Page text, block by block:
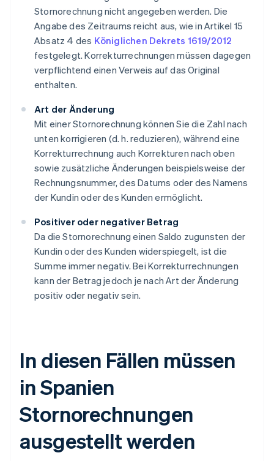
Stornorechnung nicht angegeben werden. Die
Angabe des Zeitraums reicht aus, wie in Artikel 15
Absatz 4 des Königlichen Dekrets 1619/2012
festgelegt. Korrekturrechnungen müssen dagegen
verpflichtend einen Verweis auf das Original
enthalten.
Art der Änderung
Mit einer Stornorechnung können Sie die Zahl nach
unten korrigieren (d. h. reduzieren), während eine
Korrekturrechnung auch Korrekturen nach oben
sowie zusätzliche Änderungen beispielsweise der
Rechnungsnummer, des Datums oder des Namens
der Kundin oder des Kunden ermöglicht.
Positiver oder negativer Betrag
Da die Stornorechnung einen Saldo zugunsten der
Kundin oder des Kunden widerspiegelt, ist die
Summe immer negativ. Bei Korrekturrechnungen
kann der Betrag jedoch je nach Art der Änderung
positiv oder negativ sein.
In diesen Fällen müssen
in Spanien
Stornorechnungen
ausgestellt werden